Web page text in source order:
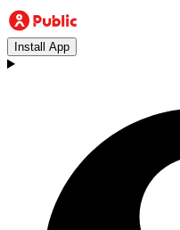
Install App